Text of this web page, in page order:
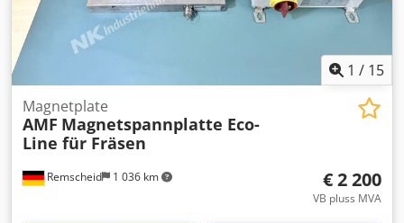
1 / 15
Remscheid 1 036 km
Magnetplate
AMF Magnetspannplatte Eco-
Line für Fräsen
€ 2 200
VB pluss MVA